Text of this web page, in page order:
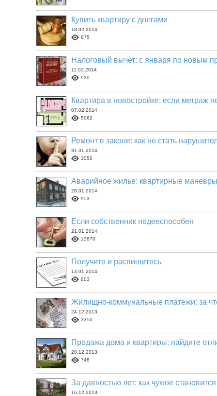
Купить квартиру с долгами
18.02.2014
875
Налоговый вычет: с января по новым
11.02.2014
930
Квартира в новостройке: если метраж
07.02.2014
5062
Ремонт в законе: как не стать
31.01.2014
3050
Аварийное жилье: квартирные маневры
28.01.2014
953
Если собственник недееспособен
21.01.2014
13870
Получите и распишитесь
13.01.2014
803
Жилищно-коммунальные платежи: за
24.12.2013
3350
Продажа дома и квартиры: найдите
20.12.2013
748
За давностью лет: как чужое
16.12.2013